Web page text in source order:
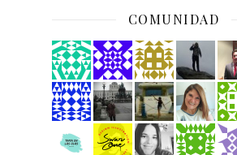
COMUNIDAD